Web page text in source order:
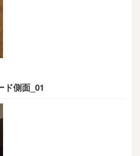
ド側面_01